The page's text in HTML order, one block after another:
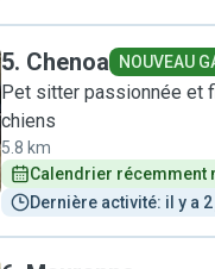
5. Chenoa NOUVEAU
Pet sitter passionnée et
chiens
5.8 km
Calendrier récemment
Dernière activité: il y a